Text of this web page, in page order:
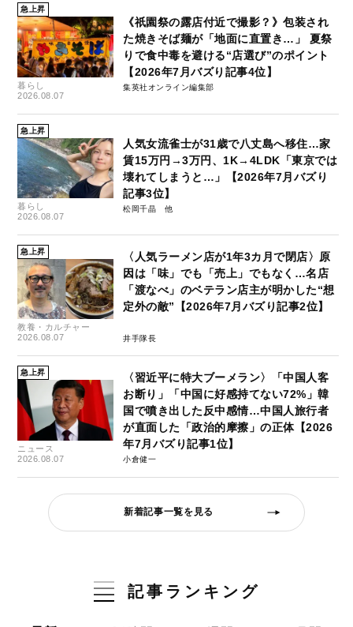
急上昇
暮らし
2026.08.07
《祇園祭の露店付近で撮影？》包装され
た焼きそば麺が「地面に直置き…」 夏祭
りで食中毒を避ける“店選び”のポイント
【2026年7月バズり記事4位】
集英社オンライン編集部
急上昇
暮らし
2026.08.07
人気女流雀士が31歳で八丈島へ移住…家
賃15万円→3万円、1K→4LDK「東京では
壊れてしまうと…」【2026年7月バズり
記事3位】
松岡千晶
急上昇
教養・カルチャー
2026.08.07
〈人気ラーメン店が1年3カ月で閉店〉原
因は「味」でも「売上」でもなく…名店
「渡なべ」のベテラン店主が明かした“想
定外の敵”【2026年7月バズり記事2位】
井手隊長
急上昇
ニュース
2026.08.07
〈習近平に特大ブーメラン〉「中国人客
お断り」「中国に好感持てない72%」韓
国で噴き出した反中感情…中国人旅行者
が直面した「政治的摩擦」の正体【2026
年7月バズり記事1位】
小倉健一
新着記事一覧を見る
記事ランキング